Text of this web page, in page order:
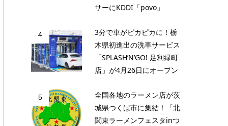
サーにKDDI「povo」
4
3分で車がピカピカに！栃
木県初進出の洗車サービス
「SPLASH’N’GO! 足利緑町
店」が4月26日にオープン
5
全国各地のラーメン店が茨
城県つくば市に集結！「北
関東ラーメンフェスタinつ